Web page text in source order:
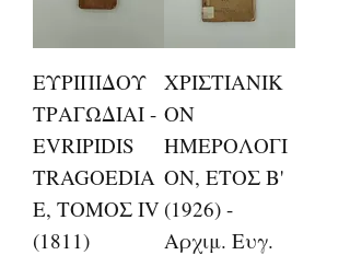
ΕΥΡΙΠΙΔΟΥ
ΤΡΑΓΩΔΙΑΙ -
EVRIPIDIS
TRAGOEDIA
E, ΤΟΜΟΣ IV
(1811)
ΧΡΙΣΤΙΑΝΙΚ
ΟΝ
ΗΜΕΡΟΛΟΓΙ
ΟΝ, ΕΤΟΣ Β'
(1926) -
Αρχιμ. Ευγ.